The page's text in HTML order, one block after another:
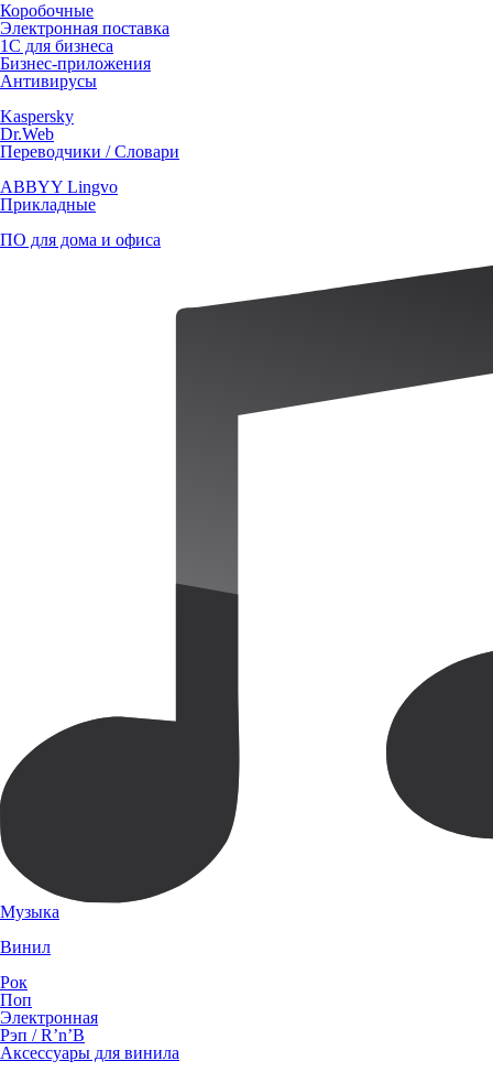
Коробочные
Электронная поставка
1С для бизнеса
Бизнес-приложения
Антивирусы
Kaspersky
Dr.Web
Переводчики / Словари
ABBYY Lingvo
Прикладные
ПО для дома и офиса
Музыка
Винил
Рок
Поп
Электронная
Рэп / R’n’B
Аксессуары для винила